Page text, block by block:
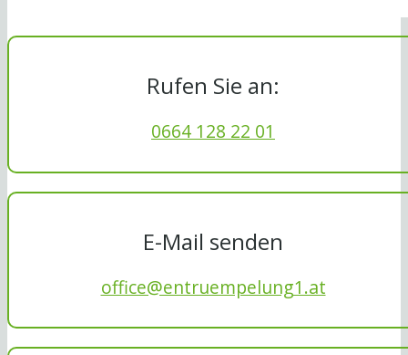
Rufen Sie an:
0664 128 22 01
E-Mail senden
office@entruempelung1.at